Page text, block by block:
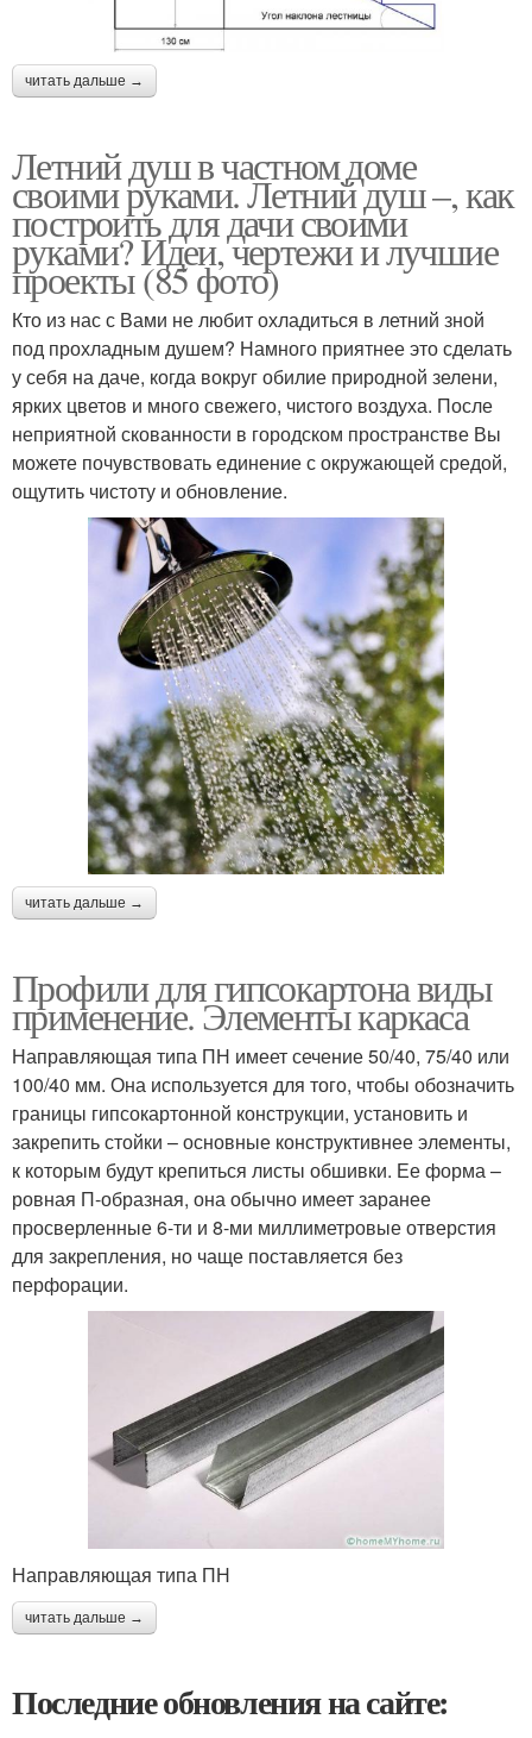
читать дальше →
Летний душ в частном доме
своими руками. Летний душ –, как
построить для дачи своими
руками? Идеи, чертежи и лучшие
проекты (85 фото)
Кто из нас с Вами не любит охладиться в летний зной
под прохладным душем? Намного приятнее это сделать
у себя на даче, когда вокруг обилие природной зелени,
ярких цветов и много свежего, чистого воздуха. После
неприятной скованности в городском пространстве Вы
можете почувствовать единение с окружающей средой,
ощутить чистоту и обновление.
читать дальше →
Профили для гипсокартона виды
применение. Элементы каркаса
Направляющая типа ПН имеет сечение 50/40, 75/40 или
100/40 мм. Она используется для того, чтобы обозначить
границы гипсокартонной конструкции, установить и
закрепить стойки – основные конструктивнее элементы,
к которым будут крепиться листы обшивки. Ее форма –
ровная П-образная, она обычно имеет заранее
просверленные 6-ти и 8-ми миллиметровые отверстия
для закрепления, но чаще поставляется без
перфорации.
Направляющая типа ПН
читать дальше →
Последние обновления на сайте: